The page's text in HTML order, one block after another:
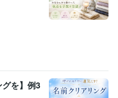
グを】例3